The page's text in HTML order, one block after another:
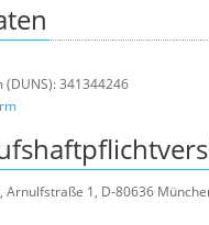
341344246
Arnulfstraße 1, D-80636